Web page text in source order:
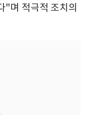
"며 적극적 조치의